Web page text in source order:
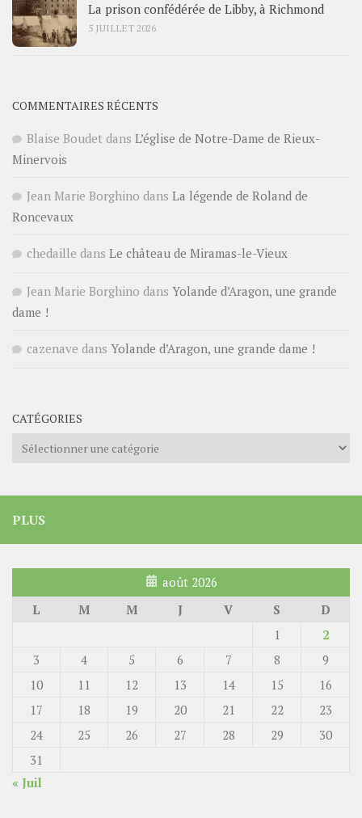
La prison confédérée de Libby, à Richmond
5 JUILLET 2026
COMMENTAIRES RÉCENTS
Blaise Boudet dans L’église de Notre-Dame de Rieux-
Minervois
Jean Marie Borghino dans La légende de Roland de
Roncevaux
chedaille dans Le château de Miramas-le-Vieux
Jean Marie Borghino dans Yolande d’Aragon, une grande
dame !
cazenave dans Yolande d’Aragon, une grande dame !
CATÉGORIES
Catégories
PLUS
août 2026
L
M M J V S
D
1
2
3
4 5 6 7 8
9
10
11 12 13 14 15
16
17
18 19 20 21 22
23
24
25 26 27 28 29
30
31
« Juil